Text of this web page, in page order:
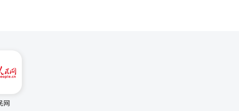
索，同时也是
机构展示新技
电影般温暖、
一段非常特别
众不仅能够享
网